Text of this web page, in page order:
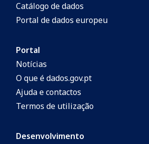
Catálogo de dados
Portal de dados europeu
Portal
Notícias
O que é dados.gov.pt
Ajuda e contactos
Termos de utilização
Desenvolvimento